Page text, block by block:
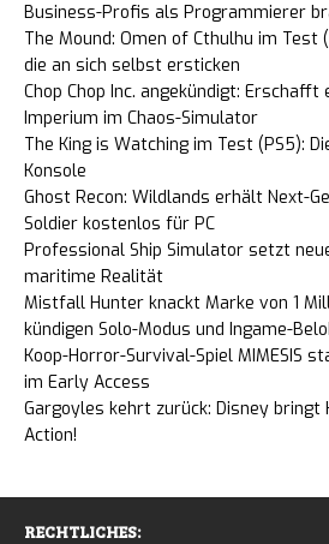
Business-Profis als Programmierer
The Mound: Omen of Cthulhu im Test
die an sich selbst ersticken
Chop Chop Inc. angekündigt:
Imperium im Chaos-Simulator
The King is Watching im Test (PS5):
Konsole
Ghost Recon: Wildlands erhält Next-
Soldier kostenlos für PC
Professional Ship Simulator setzt
maritime Realität
Mistfall Hunter knackt Marke von 1
kündigen Solo-Modus und Ingame-
Koop-Horror-Survival-Spiel MIMESIS
im Early Access
Gargoyles kehrt zurück: Disney bringt
Action!
RECHTLICHES: